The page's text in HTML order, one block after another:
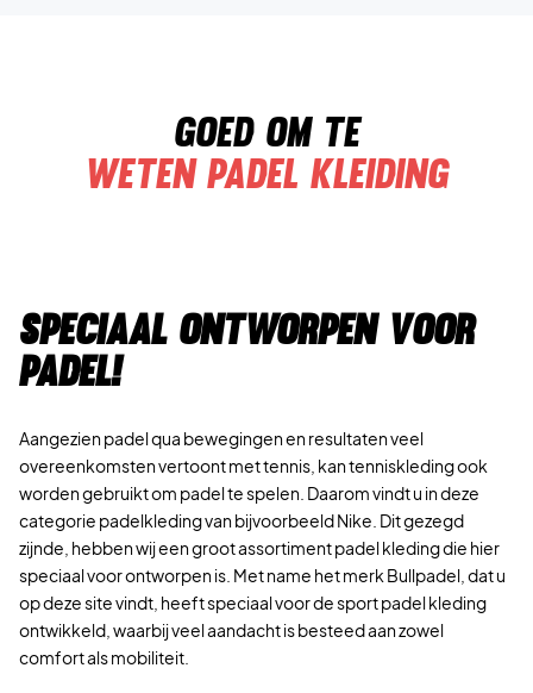
Goed om te
weten padel kleiding
Speciaal ontworpen voor
padel!
Aangezien padel qua bewegingen en resultaten veel
overeenkomsten vertoont met tennis, kan tenniskleding ook
worden gebruikt om padel te spelen. Daarom vindt u in deze
categorie padelkleding van bijvoorbeeld Nike. Dit gezegd
zijnde, hebben wij een groot assortiment padel kleding die hier
speciaal voor ontworpen is. Met name het merk Bullpadel, dat u
op deze site vindt, heeft speciaal voor de sport padel kleding
ontwikkeld, waarbij veel aandacht is besteed aan zowel
comfort als mobiliteit.